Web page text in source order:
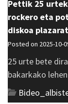
Pettik 25
rockero eta
diskoa
Posted on 2025-10-
25 urte bete
bakarkako